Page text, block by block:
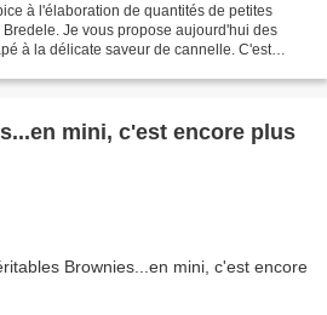
à l'élaboration de quantités de petites
Je vous propose aujourd'hui des
à la délicate saveur de cannelle. C'est
mini, c'est encore plus